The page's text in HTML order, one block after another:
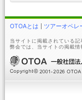
OTOAとは ツアーオペレ
当サイトに掲載されている
弊会では、当サイトの掲載